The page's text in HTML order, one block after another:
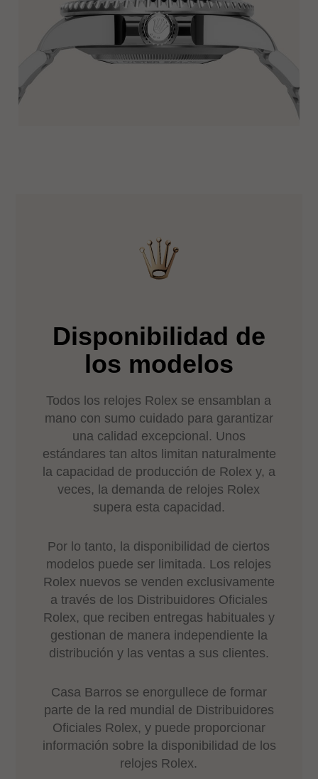
Disponibilidad de
los modelos
Todos los relojes Rolex se ensamblan a
mano con sumo cuidado para garantizar
una calidad excepcional. Unos
estándares tan altos limitan naturalmente
la capacidad de producción de Rolex y, a
veces, la demanda de relojes Rolex
supera esta capacidad.
Por lo tanto, la disponibilidad de ciertos
modelos puede ser limitada. Los relojes
Rolex nuevos se venden exclusivamente
a través de los Distribuidores Oficiales
Rolex, que reciben entregas habituales y
gestionan de manera independiente la
distribución y las ventas a sus clientes.
Casa Barros se enorgullece de formar
parte de la red mundial de Distribuidores
Oficiales Rolex, y puede proporcionar
información sobre la disponibilidad de los
relojes Rolex.